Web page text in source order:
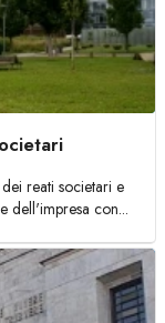
reati societari e
dell'impresa con...